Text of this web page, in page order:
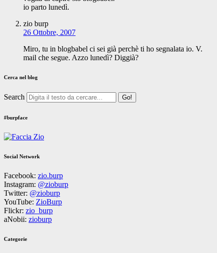
io parto lunedì.
zio burp
26 Ottobre, 2007
Miro, tu in blogbabel ci sei già perchè ti ho segnalata io. V.
mail che segue. Azzo lunedì? Diggià?
Cerca nel blog
Search
#burpface
Social Network
Facebook: zio.burp
Instagram: @zioburp
Twitter: @zioburp
YouTube: ZioBurp
Flickr: zio_burp
aNobii: zioburp
Categorie